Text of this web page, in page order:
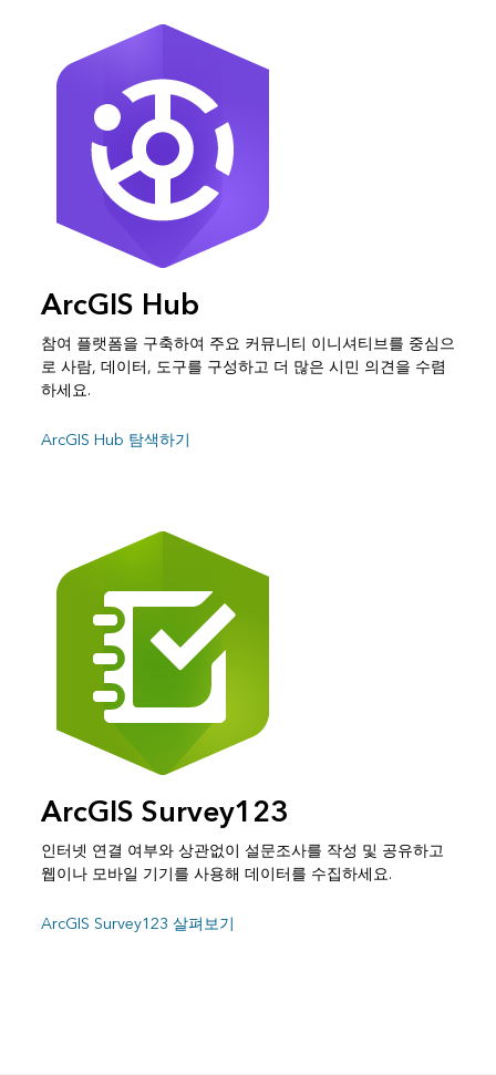
ArcGIS Hub
참여 플랫폼을 구축하여 주요 커뮤니티 이니셔티브를 중심으
로 사람, 데이터, 도구를 구성하고 더 많은 시민 의견을 수렴
하세요.
ArcGIS Hub 탐색하기
ArcGIS Survey123
인터넷 연결 여부와 상관없이 설문조사를 작성 및 공유하고
웹이나 모바일 기기를 사용해 데이터를 수집하세요.
ArcGIS Survey123 살펴보기